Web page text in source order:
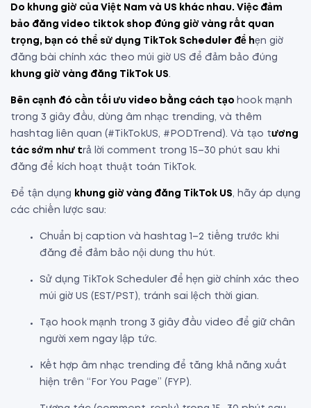
Do khung giờ của Việt Nam và US khác nhau. Việc đảm
bảo đăng video tiktok shop đúng giờ vàng rất quan
trọng, bạn có thể sử dụng TikTok Scheduler để hẹn giờ
đăng bài chính xác theo múi giờ US để đảm bảo đúng
khung giờ vàng đăng TikTok US.
Bên cạnh đó cần tối ưu video bằng cách tạo hook mạnh
trong 3 giây đầu, dùng âm nhạc trending, và thêm
hashtag liên quan (#TikTokUS, #PODTrend). Và tạo tương
tác sớm như trả lời comment trong 15–30 phút sau khi
đăng để kích hoạt thuật toán TikTok.
Để tận dụng khung giờ vàng đăng TikTok US, hãy áp dụng
các chiến lược sau:
Chuẩn bị caption và hashtag 1–2 tiếng trước khi
đăng để đảm bảo nội dung thu hút.
Sử dụng TikTok Scheduler để hẹn giờ chính xác theo
múi giờ US (EST/PST), tránh sai lệch thời gian.
Tạo hook mạnh trong 3 giây đầu video để giữ chân
người xem ngay lập tức.
Kết hợp âm nhạc trending để tăng khả năng xuất
hiện trên “For You Page” (FYP).